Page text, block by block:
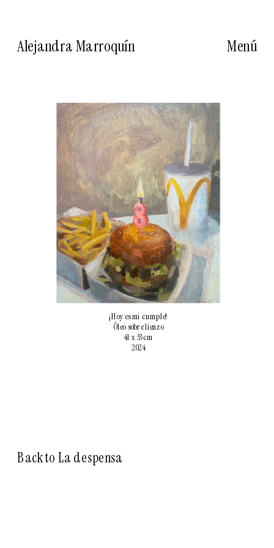
Menú
¡Hoy es mi cumple!
Óleo sobre lienzo
41 x 33 cm
2024
Back to La despensa
Alejandra Marroquín